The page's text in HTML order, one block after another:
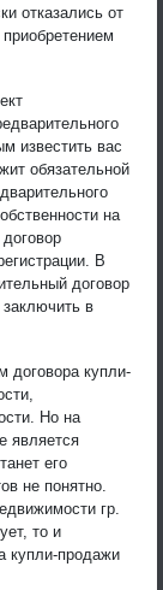
отказались от
известить вас
обязательной
на
В
договор
в
договора купли-
Но на
является
его
не понятно.
гр.
то и
купли-продажи